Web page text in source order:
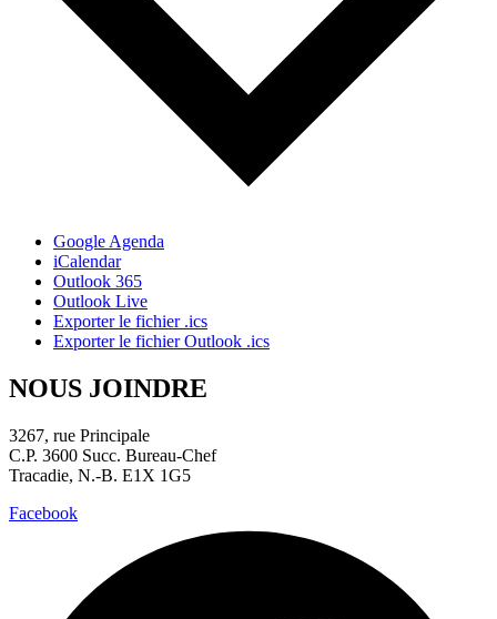
Google Agenda
iCalendar
Outlook 365
Outlook Live
Exporter le fichier .ics
Exporter le fichier Outlook .ics
NOUS JOINDRE
3267, rue Principale
C.P. 3600 Succ. Bureau-Chef
Tracadie, N.-B. E1X 1G5
Facebook